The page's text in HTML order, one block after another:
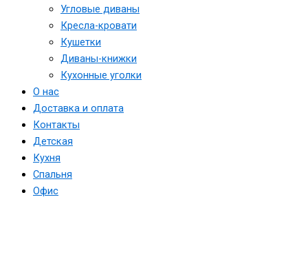
Угловые диваны
Кресла-кровати
Кушетки
Диваны-книжки
Кухонные уголки
О нас
Доставка и оплата
Контакты
Детская
Кухня
Спальня
Офис